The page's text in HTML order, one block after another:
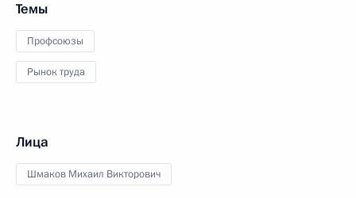
Темы
Профсоюзы
Рынок труда
Лица
Шмаков Михаил Викторович